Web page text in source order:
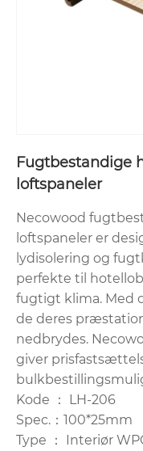
Fugtbestandige
loftspaneler
Necowood
loftspaneler er
lydisolering og
perfekte til
fugtigt klima. Med
de deres
nedbrydes.
giver
Kode ： LH-206
Spec.：100*25mm
Type ： Interiør